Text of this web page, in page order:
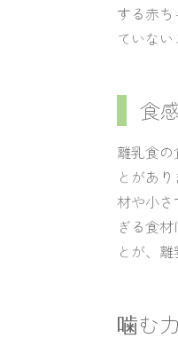
する赤
ていない
食
離乳食
とがあ
材や小
ぎる食
とが、
噛む